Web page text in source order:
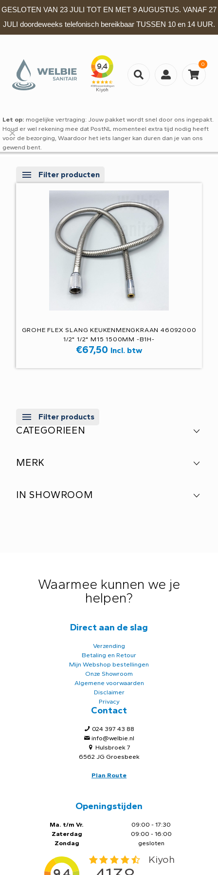
GESLOTEN VAN 23 JULI TOT EN MET 9 AUGUSTUS. VANAF 27
JULI doordeweeks telefonisch bereikbaar TUSSEN 10 en 14 UUR.
0
Let op: mogelijke vertraging: Jouw pakket wordt snel door ons ingepakt.
Houd er wel rekening mee dat PostNL momenteel extra tijd nodig heeft
voor de bezorging, Waardoor het iets langer kan duren dan je van ons
gewend bent.
✕
Filter producten
GROHE FLEX SLANG KEUKENMENGKRAAN 46092000
1/2" 1/2" M15 1500MM -B1H-
€67,50 Incl. btw
Filter products
CATEGORIEEN
MERK
IN SHOWROOM
Waarmee kunnen we je
helpen?
Direct aan de slag
Verzending
Betaling en Retour
Mijn Webshop bestellingen
Onze Showroom
Algemene voorwaarden
Disclaimer
Privacy
Contact
024 397 43 88
info@welbie.nl
Hulsbroek 7
6562 JG Groesbeek
Plan Route
Openingstijden
Ma. t/m Vr.
Zaterdag
Zondag
09:00 - 17:30
09:00 - 16:00
gesloten